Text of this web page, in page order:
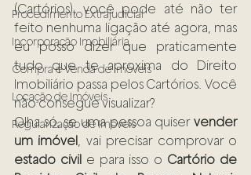
Procedimento Extrajudicial
Incorporação Imobiliária
Compra e Venda de Imóveis
Locação de Imóveis
Regularização de Imóveis
(Cartórios), você pode até não ter
feito nenhuma ligação até agora, mas
eu posso dizer que praticamente
tudo que te aproxima do Direito
Imobiliário passa pelos Cartórios. Você
não consegue visualizar?
Olha só, se uma pessoa quiser vender
um imóvel
estado civil e para isso o Cartório de